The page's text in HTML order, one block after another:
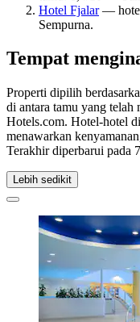
Hotel Fjalar— hotel
Sempurna.
Tempat
Properti dipilih
di antara tamu yang telah
Hotels.com. Hotel-hotel
menawarkan
Terakhir diperbarui pada
Lebih sedikit